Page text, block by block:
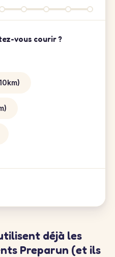
vous courir ?
déjà les
Preparun (et ils